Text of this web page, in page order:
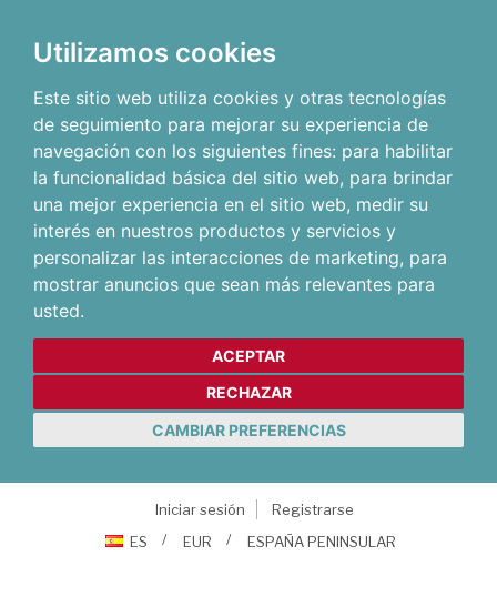
Utilizamos cookies
Este sitio web utiliza cookies y otras tecnologías
de seguimiento para mejorar su experiencia de
navegación con los siguientes fines: para habilitar
la funcionalidad básica del sitio web, para brindar
una mejor experiencia en el sitio web, medir su
interés en nuestros productos y servicios y
personalizar las interacciones de marketing, para
mostrar anuncios que sean más relevantes para
usted.
ACEPTAR
RECHAZAR
CAMBIAR PREFERENCIAS
Iniciar sesión
Registrarse
ES
EUR ESPAÑA PENINSULAR